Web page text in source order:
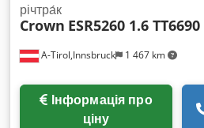
A-Tirol,Innsbruck 1 467 km
річтра́к
Crown ESR5260 1.6 TT6690
ціну